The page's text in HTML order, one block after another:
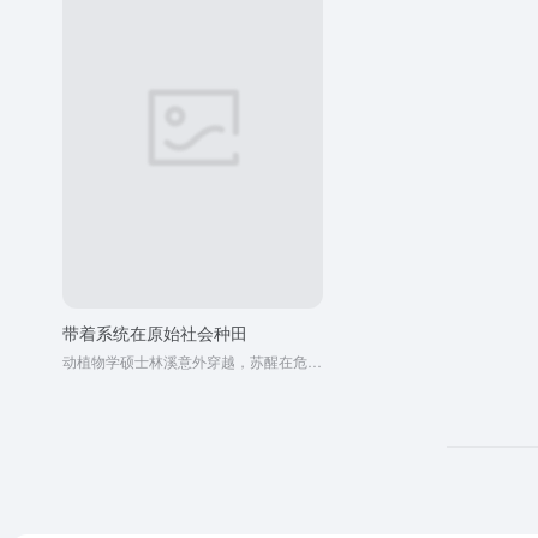
带着系统在原始社会种田
动植物学硕士林溪意外穿越，苏醒在危机四伏的原始河畔。这里语言不通、猛兽环伺，族人敬畏万物之灵，却挣扎于最基础的生存。凭借脑中突然绑定的万物图鉴系统，她辨认植物、规避毒物、寻找药草，从“不祥的外来者”成为部落的“智慧之眼”。 然而，知识是一把双刃剑。种植与驯养挑战着古老的迁徙信仰，取火与制陶引来了贪婪的目光。她与坚毅的部落首领岩从猜疑走向并肩，在信任与爱意萌发的同时，也必须共同面对内部守旧势力的阻力与外部部落的觊觎。